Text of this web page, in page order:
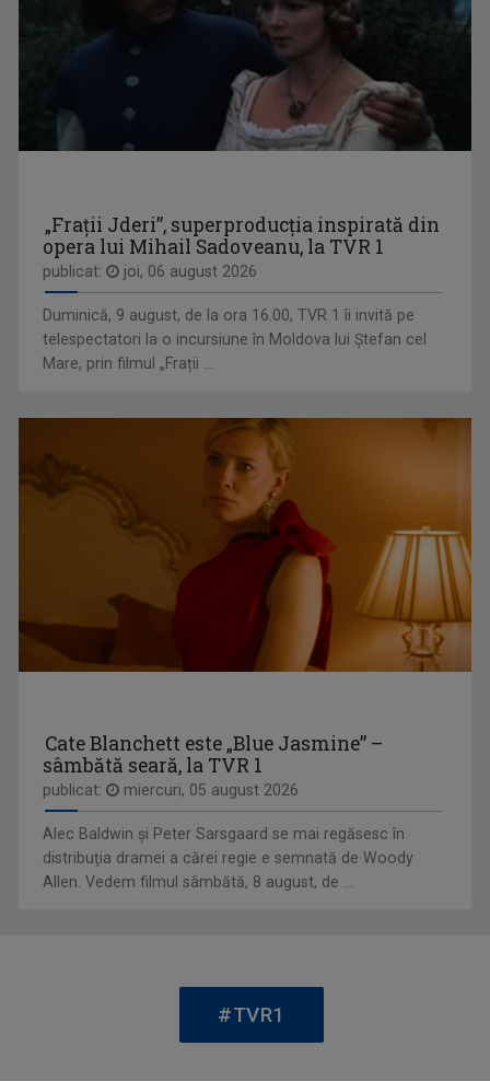
Emisiunea este precum o fereastră deschisă ...
DANA CONSTANTINESCU
S-a născut pe 3 decembrie 1962 în Bucureşti şi ...
IULIANA TUDOR
Face audienţe-record pentru Televiziunea ...
„Frații Jderi”, superproducția inspirată din
opera lui Mihail Sadoveanu, la TVR 1
publicat: joi, 06 august 2026
Duminică, 9 august, de la ora 16.00, TVR 1 îi invită pe
telespectatori la o incursiune în Moldova lui Ștefan cel
Mare, prin filmul „Frații ...
Cate Blanchett este „Blue Jasmine” –
sâmbătă seară, la TVR 1
publicat: miercuri, 05 august 2026
Alec Baldwin şi Peter Sarsgaard se mai regăsesc în
distribuţia dramei a cărei regie e semnată de Woody
Allen. Vedem filmul sâmbătă, 8 august, de ...
#TVR1